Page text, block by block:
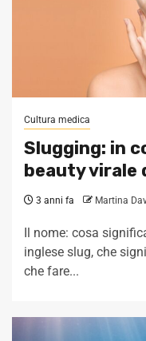
Cultura medica
Slugging: in
beauty virale
3 anni fa Martina
Il nome: cosa
inglese slug, che
che fare...